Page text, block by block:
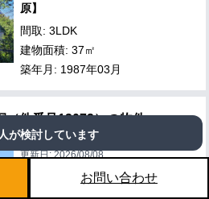
原】
間取: 3LDK
建物面積: 37㎡
築年月: 1987年03月
（件番号12072）の物件
公開日: 2026/08/05
更新日:2026/08/08
万円
人が検討しています
お問い合わせ